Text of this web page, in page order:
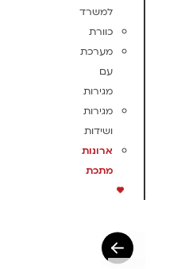
למשרד
כוורת
מערכת
עם
מגירות
מגירות
ושידות
ארונות
מתכת